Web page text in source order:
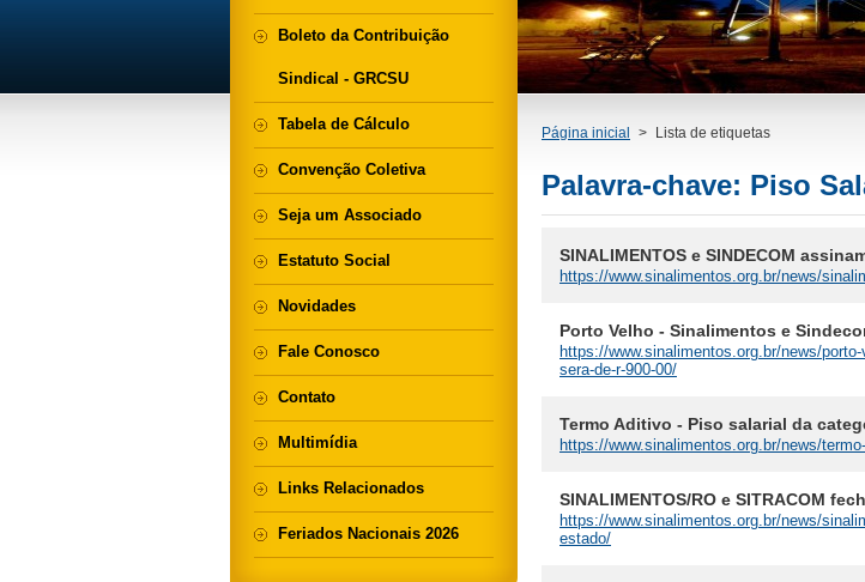
Página inicial > Lista de etiquetas
Palavra-chave: Piso
SINALIMENTOS e SINDECOM
https://www.sinalimentos.org.br/news/
Porto Velho - Sinalimentos e
https://www.sinalimentos.org.br/news/
sera-de-r-900-00/
Termo Aditivo - Piso salarial da
https://www.sinalimentos.org.br/news/
SINALIMENTOS/RO e SITRACOM
https://www.sinalimentos.org.br/news/
estado/
Boleto da Contribuição
Sindical - GRCSU
Tabela de Cálculo
Convenção Coletiva
Seja um Associado
Estatuto Social
Novidades
Fale Conosco
Contato
Multimídia
Links Relacionados
Feriados Nacionais 2026